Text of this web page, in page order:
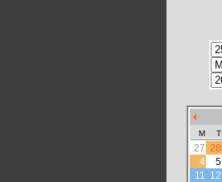
M T
27 28
4
5
11 12